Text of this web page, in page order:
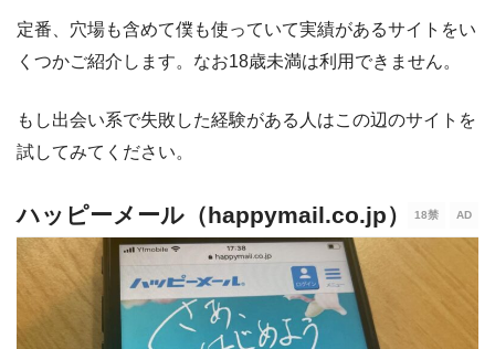
定番、穴場も含めて僕も使っていて実績があるサイトをい
くつかご紹介します。なお18歳未満は利用できません。
もし出会い系で失敗した経験がある人はこの辺のサイトを
試してみてください。
ハッピーメール（happymail.co.jp）